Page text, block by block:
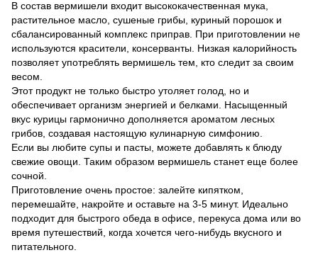
В состав вермишели входит высококачественная мука,
растительное масло, сушеные грибы, куриный порошок и
сбалансированный комплекс приправ. При приготовлении не
используются красители, консерванты. Низкая калорийность
позволяет употреблять вермишель тем, кто следит за своим
весом.
Этот продукт не только быстро утоляет голод, но и
обеспечивает организм энергией и белками. Насыщенный
вкус курицы гармонично дополняется ароматом лесных
грибов, создавая настоящую кулинарную симфонию.
Если вы любите супы и пасты, можете добавлять к блюду
свежие овощи. Таким образом вермишель станет еще более
сочной.
Приготовление очень простое: залейте кипятком,
перемешайте, накройте и оставьте на 3-5 минут. Идеально
подходит для быстрого обеда в офисе, перекуса дома или во
время путешествий, когда хочется чего-нибудь вкусного и
питательного.